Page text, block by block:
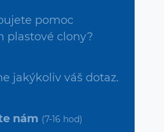
pomoc
plastové clony?
jakýkoliv váš dotaz.
nám (7-16 hod)